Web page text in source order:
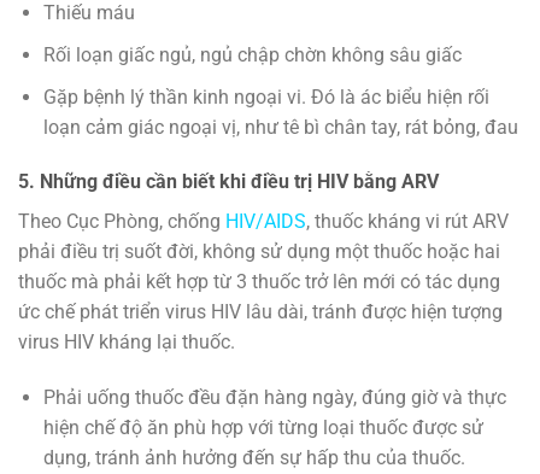
Thiếu máu
Rối loạn giấc ngủ, ngủ chập chờn không sâu giấc
Gặp bệnh lý thần kinh ngoại vi. Đó là ác biểu hiện rối
loạn cảm giác ngoại vị, như tê bì chân tay, rát bỏng, đau
5. Những điều cần biết khi điều trị HIV bằng ARV
Theo Cục Phòng, chống HIV/AIDS, thuốc kháng vi rút ARV
phải điều trị suốt đời, không sử dụng một thuốc hoặc hai
thuốc mà phải kết hợp từ 3 thuốc trở lên mới có tác dụng
ức chế phát triển virus HIV lâu dài, tránh được hiện tượng
virus HIV kháng lại thuốc.
Phải uống thuốc đều đặn hàng ngày, đúng giờ và thực
hiện chế độ ăn phù hợp với từng loại thuốc được sử
dụng, tránh ảnh hưởng đến sự hấp thu của thuốc.